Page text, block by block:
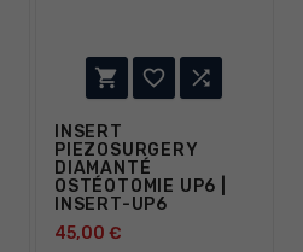
  
INSERT
PIEZOSURGERY
DIAMANTÉ
OSTÉOTOMIE UP6 |
INSERT-UP6
45,00 €